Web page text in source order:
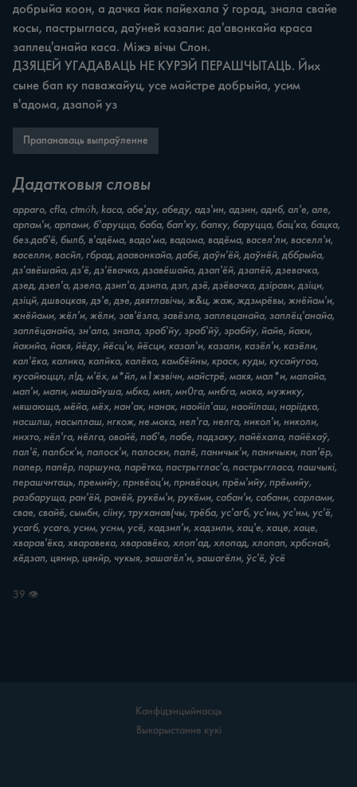
добрыйа коон, а дачка йак пайехала ў горад, знала свайе
косы, пастрыгласа, даўней казали: да'авонкайа краса
заплец'анайа каса. Міжэ вічы Слон.
ДЗЯЦЕЙ УГАДАВАЦЬ НЕ КУРЭЙ ПЕРАШЧЫТАЦЬ. Йих
сыне бап ку паважайуц, усе майстре добрыйа, усим
в'адома, дзапой уз
Прапанаваць выпраўленне
Дадатковыя словы
apparo, cfla, ctmóh, kaca, абе'ду, абеду, адз'ин, адзин, аднб, ал'е, але,
арпам'и, арпами, б'аруцца, баба, бап'ку, бапку, баруцца, бац'ка, бацка,
без.даб'ё, былб, в'адёма, вадо'ма, вадома, вадёма, васел'ли, васелл'и,
васелли, васйл, гбрад, даавонкайа, дабё, даўн'ёй, даўнёй, дббрыйа,
дз'авёшайа, дз'ё, дз'ёвачка, дзавёшайа, дзап'ёй, дзапёй, дзевачка,
дзед, дзел'а, дзела, дзип'а, дзипа, дзп, дзё, дзёвачка, дзіравн, дзіци,
дзіцй, дшвоцкая, дэ'е, дэе, дяятлавічы, ж&ц, жаж, ждзмрёвы, жнёйам'и,
жнёйами, жёл'и, жёли, зав'ёзла, завёзла, заплецанайа, заплёц'анайа,
заплёцанайа, зн'ала, знала, зраб'йу, зраб'йў, зрабйу, йайе, йаки,
йакийа, йакя, йёду, йёсц'и, йёсци, казал'и, казали, казёл'и, казёли,
кал'ёка, калика, калйка, калёка, камбёйны, краск, куды, кусайугоа,
кусайюццл, л!д, м'ёх, м*йл, м1жэвічн, майстрё, макя, мал*и, малайа,
мап'и, мапи, машайуша, мбка, мил, мн0га, мнбга, мока, мужику,
мяшающа, мёйа, мёх, нан'ак, нанак, наойіл'аш, наойілаш, наріідка,
насшлш, насыплаш, нгкож, не.мока, нел'га, нелга, никол'и, николи,
нихто, нёл'га, нёлга, овайё, паб'е, пабе, падзаку, пайёхала, пайёхаў,
пал'ё, палбск'и, палоск'и, палоски, палё, паничык'и, паничыки, пап'ёр,
папер, папёр, паршуна, парётка, пастрьгглас'а, пастрьггласа, пашчыкі,
перашчнтаць, премийу, прнвёоц'и, прнвёоци, прём'ийу, прёмийу,
разбаруща, ран'ёй, ранёй, рукём'и, рукёми, сабан'и, сабани, сарлами,
свае, свайё, сымбн, сііну, труханав(чы, трёба, ус'агб, ус'им, ус'нм, ус'ё,
усагб, усаго, усим, уснм, усё, хадзил'и, хадзили, хац'е, хацe, хаце,
хварав'ёка, хваравека, хваравёка, хлоп'ад, хлопад, хлопап, хрбснай,
хёдзап, цянир, цянйр, чукыя, эашагёл'и, эашагёли, ўс'ё, ўсё
39 👁
Канфідэнцыйнасць
Выкарыстанне кукі